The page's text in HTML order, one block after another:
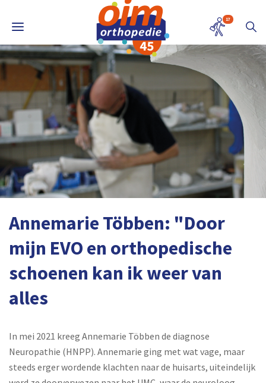
17
Annemarie Többen: "Door
mijn EVO en orthopedische
schoenen kan ik weer van
alles
In mei 2021 kreeg Annemarie Többen de diagnose
Neuropathie (HNPP). Annemarie ging met wat vage, maar
steeds erger wordende klachten naar de huisarts, uiteindelijk